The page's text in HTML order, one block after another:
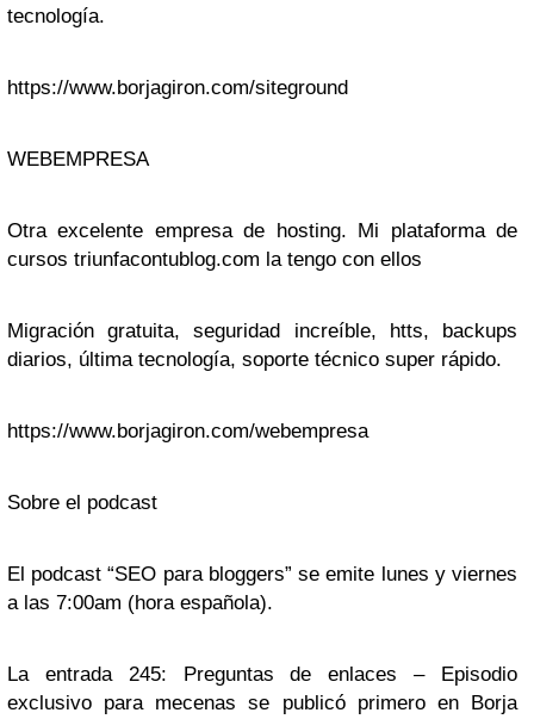
tecnología.
https://www.borjagiron.com/siteground
WEBEMPRESA
Otra excelente empresa de hosting. Mi plataforma de
cursos triunfacontublog.com la tengo con ellos
Migración gratuita, seguridad increíble, htts, backups
diarios, última tecnología, soporte técnico super rápido.
https://www.borjagiron.com/webempresa
Sobre el podcast
El podcast “SEO para bloggers” se emite lunes y viernes
a las 7:00am (hora española).
La entrada 245: Preguntas de enlaces – Episodio
exclusivo para mecenas se publicó primero en Borja